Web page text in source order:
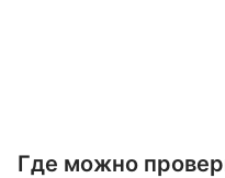
Где можно